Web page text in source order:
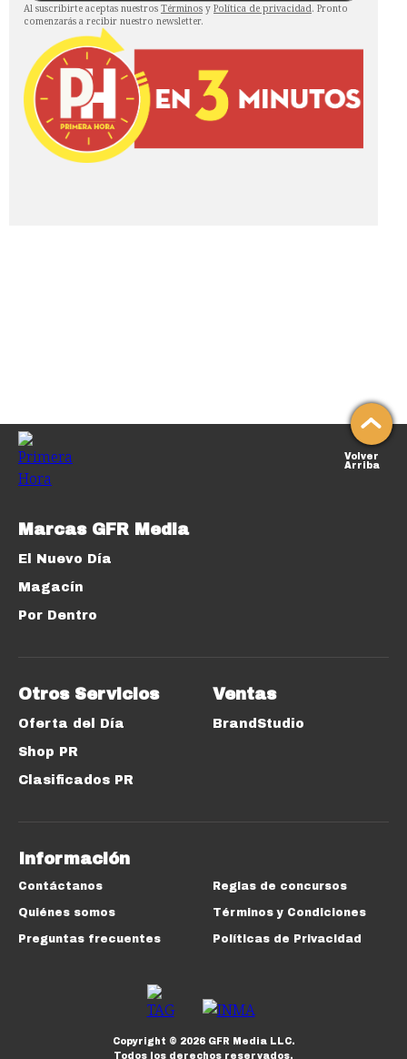
Al suscribirte aceptas nuestros Términos y Política de privacidad. Pronto
comenzarás a recibir nuestro newsletter.
Volver
Arriba
Marcas GFR Media
El Nuevo Día
Magacín
Por Dentro
Otros Servicios
Oferta del Día
Shop PR
Clasificados PR
Ventas
BrandStudio
Información
Contáctanos
Quiénes somos
Preguntas frecuentes
Reglas de concursos
Términos y Condiciones
Políticas de Privacidad
Copyright © 2026GFR Media LLC.
Todos los derechos reservados.